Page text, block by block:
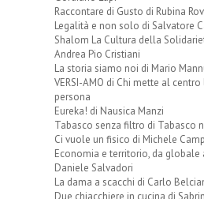
Raccontare di Gusto di Rubina
Legalità e non solo di Salvatore
Shalom La Cultura della
Andrea Pio Cristiani
La storia siamo noi di Mario
VERSI-AMO di Chi mette al centro
persona
Eureka! di Nausica Manzi
Tabasco senza filtro di Tabasco
Ci vuole un fisico di Michele
Economia e territorio, da globale
Daniele Salvadori
La dama a scacchi di Carlo
Due chiacchiere in cucina di